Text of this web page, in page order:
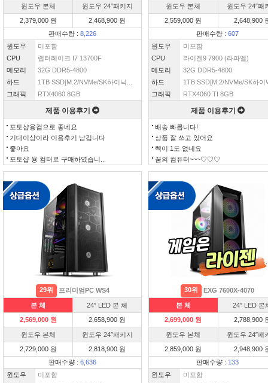
윈도우 본체
윈도우 24″패키지
2,379,000 원
2,468,900 원
판매수량 : 8,226
윈도우
미포함
CPU
랩터레이크 I7 13700F
메모리
32G DDR5-4800
하드
1TB SSD[M.2/NVMe/SK하이닉...
그래픽
RTX4060 8GB
제품 이용후기
포토샵용컴으로 좋네요
기대이상이라 이용후기 남깁니다
좋아요
포토샵 용 컴터로 구매하였습니...
윈도우 본체
윈도우 24″패
2,559,000 원
2,648,900
판매수량 : 607
윈도우
미포함
CPU
라이젠9 7900 (라파엘)
메모리
32G DDR5-4800
하드
1TB SSD[M.2/NVMe/SK하이
그래픽
RTX4060 TI 8GB
제품 이용후기
배송 빠릅니다!
상품 잘 쓰고 있어요
렉이 1도 없네요
꿈의 컴퓨터~~~♡♡♡
29위 프리미엄PC WS4
본 체
24″ LED 본 체
2,569,000 원
2,658,900 원
윈도우 본체
윈도우 24″패키지
2,729,000 원
2,818,900 원
판매수량 : 6,636
윈도우
미포함
30위 EXG 7600X-4070
본 체
24″ LED 본
2,699,000 원
2,788,900
윈도우 본체
윈도우 24″패
2,859,000 원
2,948,900
판매수량 : 133
윈도우
미포함